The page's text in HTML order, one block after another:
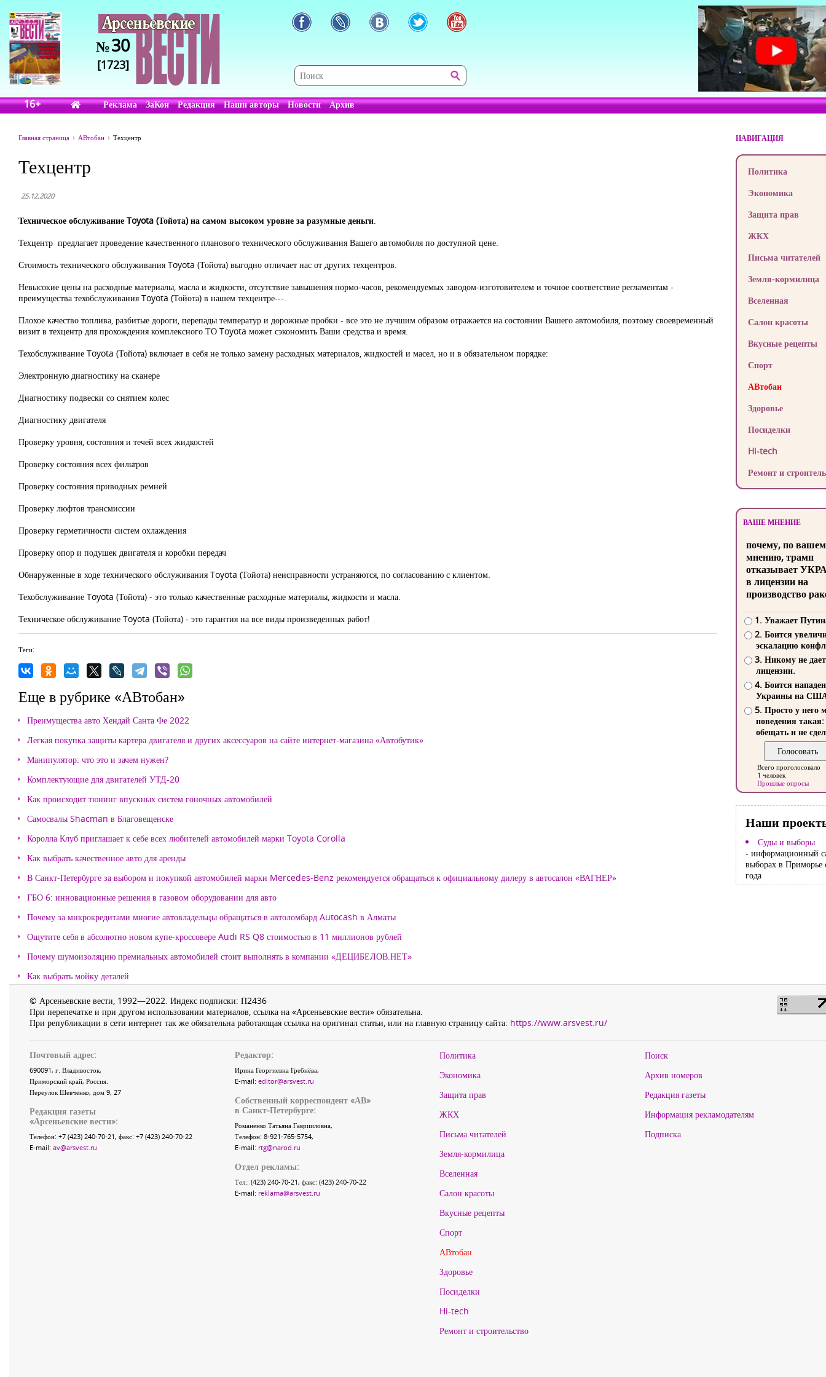
№30
[1723]
16+ Реклама ЗаКон Редакция Наши авторы Новости Архив
Главная страница АВтобан Техцентр
Техцентр
25.12.2020
Техническое обслуживание Toyota (Тойота) на самом высоком уровне за разумные деньги.
Техцентр предлагает проведение качественного планового технического обслуживания Вашего автомобиля по доступной цене.
Стоимость технического обслуживания Toyota (Тойота) выгодно отличает нас от других техцентров.
Невысокие цены на расходные материалы, масла и жидкости, отсутствие завышения нормо-часов, рекомендуемых заводом-изготовителем и точное соответствие регламентам -
преимущества техобслуживания Toyota (Тойота) в нашем техцентре---.
Плохое качество топлива, разбитые дороги, перепады температур и дорожные пробки - все это не лучшим образом отражается на состоянии Вашего автомобиля, поэтому своевременный
визит в техцентр для прохождения комплексного ТО Toyota может сэкономить Ваши средства и время.
Техобслуживание Toyota (Тойота) включает в себя не только замену расходных материалов, жидкостей и масел, но и в обязательном порядке:
Электронную диагностику на сканере
Диагностику подвески со снятием колес
Диагностику двигателя
Проверку уровня, состояния и течей всех жидкостей
Проверку состояния всех фильтров
Проверку состояния приводных ремней
Проверку люфтов трансмиссии
Проверку герметичности систем охлаждения
Проверку опор и подушек двигателя и коробки передач
Обнаруженные в ходе технического обслуживания Toyota (Тойота) неисправности устраняются, по согласованию с клиентом.
Техобслуживание Toyota (Тойота) - это только качественные расходные материалы, жидкости и масла.
Техническое обслуживание Toyota (Тойота) - это гарантия на все виды произведенных работ!
Теги:
Еще в рубрике «АВтобан»
Преимущества авто Хендай Санта Фе 2022
Легкая покупка защиты картера двигателя и других аксессуаров на сайте интернет-магазина «Автобутик»
Манипулятор: что это и зачем нужен?
Комплектующие для двигателей УТД-20
Как происходит тюнинг впускных систем гоночных автомобилей
Самосвалы Shacman в Благовещенске
Королла Клуб приглашает к себе всех любителей автомобилей марки Toyota Corolla
Как выбрать качественное авто для аренды
В Санкт-Петербурге за выбором и покупкой автомобилей марки Mercedes-Benz рекомендуется обращаться к официальному дилеру в автосалон «ВАГНЕР»
ГБО 6: инновационные решения в газовом оборудовании для авто
Почему за микрокредитами многие автовладельцы обращаться в автоломбард Autocash в Алматы
Ощутите себя в абсолютно новом купе-кроссовере Audi RS Q8 стоимостью в 11 миллионов рублей
Почему шумоизоляцию премиальных автомобилей стоит выполнять в компании «ДЕЦИБЕЛОВ.НЕТ»
Как выбрать мойку деталей
НАВИГАЦИЯ
Политика
Экономика
Защита прав
ЖКХ
Письма читателей
Земля-кормилица
Вселенная
Салон красоты
Вкусные рецепты
Спорт
АВтобан
Здоровье
Посиделки
Hi-tech
Ремонт и
ВАШЕ МНЕНИЕ
почему, по
мнению, трамп
отказывает
в лицензии на
производство
1. Уважает
2. Боится
эскалацию
3. Никому не
лицензии.
4. Боится
Украины на
5. Просто у него
поведения такая:
обещать и не
Всего проголосовало
1 человек
Прошлые опросы
Наши
Суды и выборы
- информационный
выборах в Приморье
года
© Арсеньевские вести, 1992—2022. Индекс подписки: П2436
При перепечатке и при другом использовании материалов, ссылка на «Арсеньевские вести» обязательна.
При републикации в сети интернет так же обязательна работающая ссылка на оригинал статьи, или на главную страницу сайта: https://www.arsvest.ru/
Почтовый адрес:
690091, г. Владивосток,
Приморский край, Россия.
Переулок Шевченко, дом 9, 27
Редакция газеты
«Арсеньевские вести»:
Телефон: +7 (423) 240-70-21, факс: +7 (423) 240-70-22
E-mail: av@arsvest.ru
Редактор:
Ирина Георгиевна Гребнёва,
E-mail: editor@arsvest.ru
Собственный корреспондент «АВ»
в Санкт-Петербурге:
Романенко Татьяна Гаврииловна,
Телефон: 8-921-765-5754,
E-mail: rtg@narod.ru
Отдел рекламы:
Тел.: (423) 240-70-21, факс: (423) 240-70-22
E-mail: reklama@arsvest.ru
Политика
Экономика
Защита прав
ЖКХ
Письма читателей
Земля-кормилица
Вселенная
Салон красоты
Вкусные рецепты
Спорт
АВтобан
Здоровье
Посиделки
Hi-tech
Ремонт и строительство
Поиск
Архив номеров
Редакция газеты
Информация рекламодателям
Подписка